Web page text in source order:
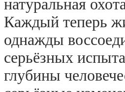
натуральная
Каждый теперь
однажды
серьёзных
глубины